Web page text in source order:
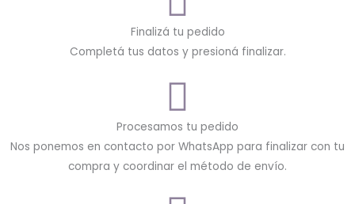
Finalizá tu pedido
Completá tus datos y presioná finalizar.
Procesamos tu pedido
Nos ponemos en contacto por WhatsApp para finalizar con tu
compra y coordinar el método de envío.